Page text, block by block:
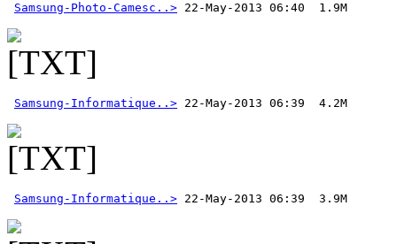
Samsung-Photo-Camesc..>
Samsung-Informatique..>
Samsung-Informatique..>